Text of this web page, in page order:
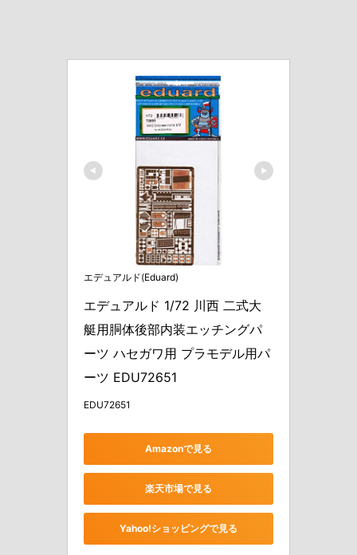
エデュアルド(Eduard)
エデュアルド 1/72 川西 二式大
艇用胴体後部内装エッチングパ
ーツ ハセガワ用 プラモデル用パ
ーツ EDU72651
EDU72651
Amazonで見る
楽天市場で見る
Yahoo!ショッピングで見る